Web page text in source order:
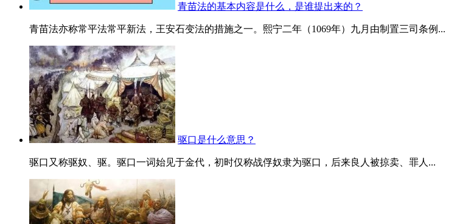
青苗法的基本内容是什么，是谁提出来的？
青苗法亦称常平法常平新法，王安石变法的措施之一。熙宁二年（1069年）九月由制置三司条例...
驱口是什么意思？
驱口又称驱奴、驱。驱口一词始见于金代，初时仅称战俘奴隶为驱口，后来良人被掠卖、罪人...